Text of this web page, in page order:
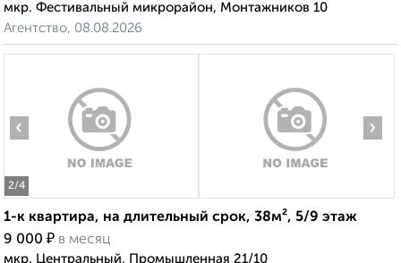
мкр. Фестивальный микрорайон, Монтажников 10
Агентство, 08.08.2026
2/4
‹ ›
1-к квартира, на длительный срок, 38м², 5/9 этаж
9 000 ₽ в месяц
мкр. Центральный, Промышленная 21/10